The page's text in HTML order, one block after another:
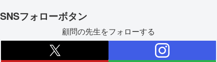
SNSフォローボタン
顧問の先生をフォローする